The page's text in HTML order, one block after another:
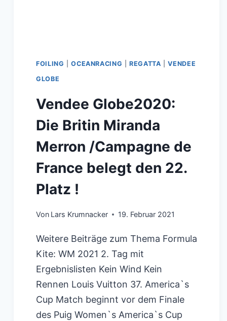
UNGLAUBLICH,
AUSSERGEWÖHNLICH !
FOILING |OCEANRACING |REGATTA |VENDEE
GLOBE
Vendee Globe2020:
Die Britin Miranda
Merron /Campagne de
France belegt den 22.
Platz !
Von Lars Krumnacker 19. Februar 2021
Weitere Beiträge zum Thema Formula
Kite: WM 2021 2. Tag mit
Ergebnislisten Kein Wind Kein
Rennen Louis Vuitton 37. America`s
Cup Match beginnt vor dem Finale
des Puig Women`s America`s Cup